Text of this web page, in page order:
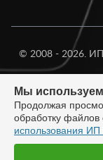
© 2008 - 2026. ИП
Мы
Продолжая
обработку файлов
использования